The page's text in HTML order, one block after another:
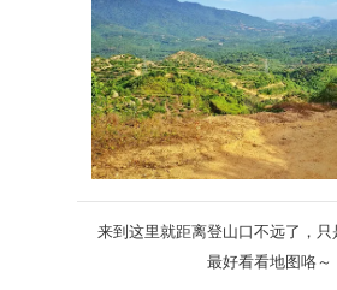
来到这里就距离登山口不远了，只
最好看看地图咯～